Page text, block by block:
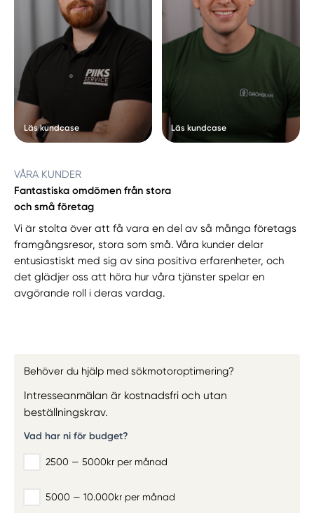
ANDRA BYRÅER
Arbetar spritt med alla branscher
Ingen kunskap inom byggbranschen
Svåra att nå för uppdateringar
Läs kundcase Läs kundcase
VÅRA KUNDER
Fantastiska omdömen från stora
och små företag
Vi är stolta över att få vara en del av så många företags
framgångsresor, stora som små. Våra kunder delar
entusiastiskt med sig av sina positiva erfarenheter, och
det glädjer oss att höra hur våra tjänster spelar en
avgörande roll i deras vardag.
Behöver du hjälp med sökmotoroptimering?
Intresseanmälan är kostnadsfri och utan
beställningskrav.
Vad har ni för budget?
2500 — 5000kr per månad
5000 — 10.000kr per månad